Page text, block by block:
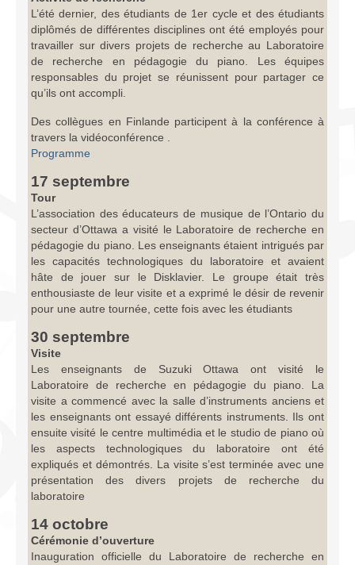
L’été dernier, des étudiants de 1er cycle et des étudiants
diplômés de différentes disciplines ont été employés pour
travailler sur divers projets de recherche au Laboratoire
de recherche en pédagogie du piano. Les équipes
responsables du projet se réunissent pour partager ce
qu’ils ont accompli.
Des collègues en Finlande participent à la conférence à
travers la vidéoconférence .
Programme
17 septembre
Tour
L’association des éducateurs de musique de l’Ontario du
secteur d’Ottawa a visité le Laboratoire de recherche en
pédagogie du piano. Les enseignants étaient intrigués par
les capacités technologiques du laboratoire et avaient
hâte de jouer sur le Disklavier. Le groupe était très
enthousiaste de leur visite et a exprimé le désir de revenir
pour une autre tournée, cette fois avec les étudiants
30 septembre
Visite
Les enseignants de Suzuki Ottawa ont visité le
Laboratoire de recherche en pédagogie du piano. La
visite a commencé avec la salle d’instruments anciens et
les enseignants ont essayé différents instruments. Ils ont
ensuite visité le centre multimédia et le studio de piano où
les aspects technologiques du laboratoire ont été
expliqués et démontrés. La visite s’est terminée avec une
présentation des divers projets de recherche du
laboratoire
14 octobre
Cérémonie d’ouverture
Inauguration officielle du Laboratoire de recherche en